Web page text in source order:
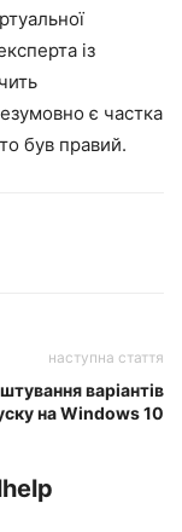
із
є частка
був правий.
наступна стаття
варіантів
на Windows 10